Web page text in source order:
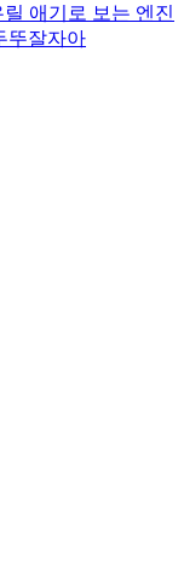
애기로 보는 엔진
뚜잘자아